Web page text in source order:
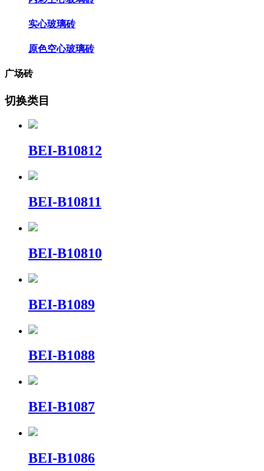
实心玻璃砖
原色空心玻璃砖
广场砖
切换类目
BEI-B10812
BEI-B10811
BEI-B10810
BEI-B1089
BEI-B1088
BEI-B1087
BEI-B1086